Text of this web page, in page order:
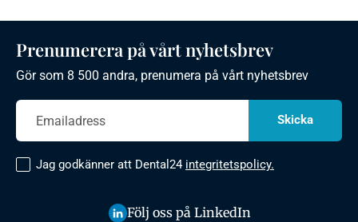
Prenumerera på vårt nyhetsbrev
Gör som 8 500 andra, prenumera på vårt nyhetsbrev
Jag godkänner att Dental24 integritetspolicy.
Följ oss på LinkedIn